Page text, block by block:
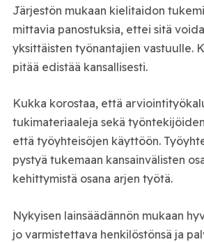
Järjestön mukaan kielitaidon
mittavia panostuksia, ettei sitä
yksittäisten työnantajien vastuulle.
pitää edistää kansallisesti.
Kukka korostaa, että
tukimateriaaleja sekä
että työyhteisöjen käyttöön.
pystyä tukemaan kansainvälisten
kehittymistä osana arjen työtä.
Nykyisen lainsäädännön mukaan
jo varmistettava henkilöstönsä ja